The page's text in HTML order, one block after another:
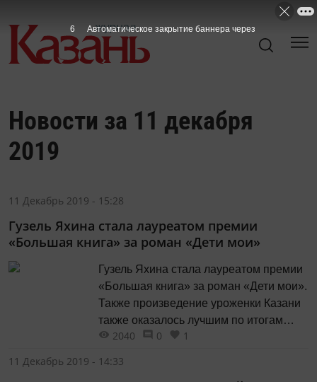
Новости за 11 декабря
2019
11 Декабрь 2019 - 15:28
Гузель Яхина стала лауреатом премии
«Большая книга» за роман «Дети мои»
Гузель Яхина стала лауреатом премии
«Большая книга» за роман «Дети мои».
Также произведение уроженки Казани
также оказалось лучшим по итогам
читательского голосования. Накануне в
2040 0
1
11 Декабрь 2019 - 14:33
5 Автоматическое закрытие баннера через